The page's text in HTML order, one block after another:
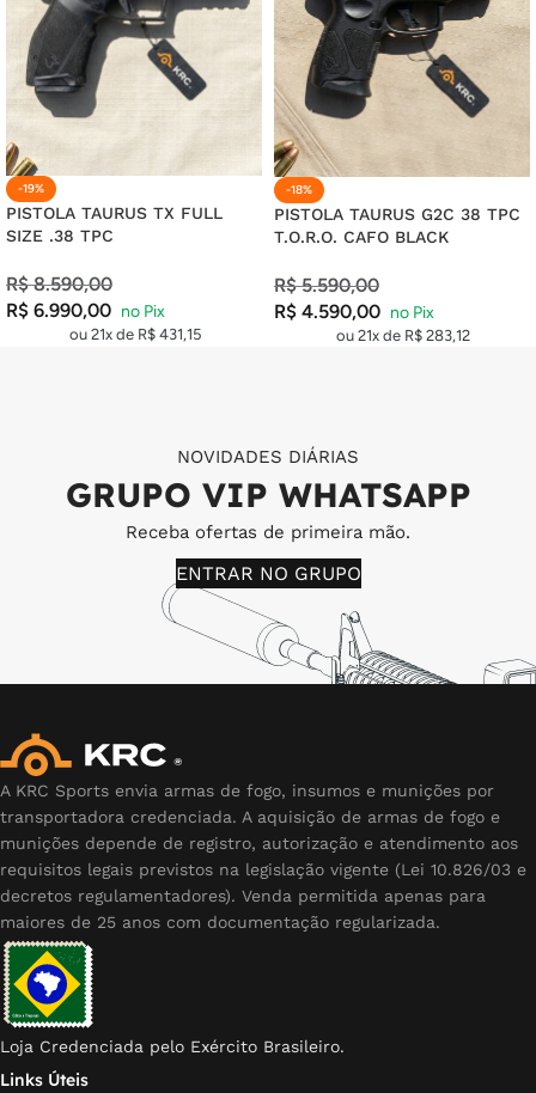
-19%
PISTOLA TAURUS TX FULL
SIZE .38 TPC
R$8.590,00
R$ 6.990,00
ou 21x de R$431,15
-18%
PISTOLA TAURUS G2C 38 TPC
T.O.R.O. CAFO BLACK
R$5.590,00
R$ 4.590,00
ou 21x de R$283,12
NOVIDADES DIÁRIAS
GRUPO VIP WHATSAPP
Receba ofertas de primeira mão.
ENTRAR NO GRUPO
A KRC Sports envia armas de fogo, insumos e munições por
transportadora credenciada. A aquisição de armas de fogo e
munições depende de registro, autorização e atendimento aos
requisitos legais previstos na legislação vigente (Lei 10.826/03 e
decretos regulamentadores). Venda permitida apenas para
maiores de 25 anos com documentação regularizada.
Loja Credenciada pelo Exército Brasileiro.
Links Úteis